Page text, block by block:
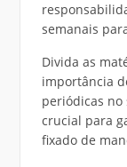
semanais
Divida as
importância
periódicas no
crucial para
fixado de